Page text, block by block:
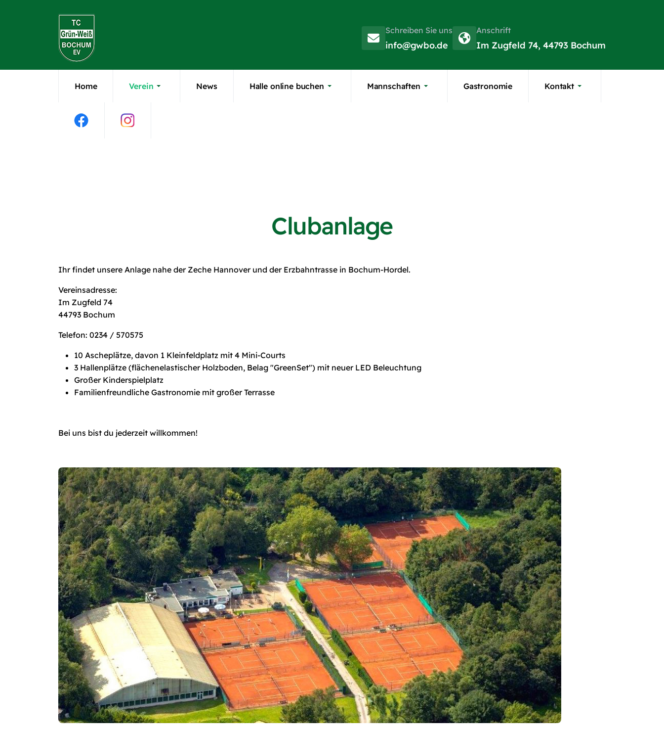
Schreiben Sie uns
info@gwbo.de
Anschrift
Im Zugfeld 74, 44793 Bochum
Home Verein News Halle online buchen Mannschaften Gastronomie Kontakt
Clubanlage
Ihr findet unsere Anlage nahe der Zeche Hannover und der Erzbahntrasse in Bochum-Hordel.
Vereinsadresse:
Im Zugfeld 74
44793 Bochum
Telefon: 0234 / 570575
10 Ascheplätze, davon 1 Kleinfeldplatz mit 4 Mini-Courts
3 Hallenplätze (flächenelastischer Holzboden, Belag "GreenSet") mit neuer LED Beleuchtung
Großer Kinderspielplatz
Familienfreundliche Gastronomie mit großer Terrasse
Bei uns bist du jederzeit willkommen!